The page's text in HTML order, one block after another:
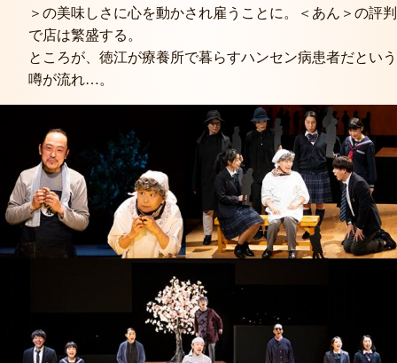
＞の美味しさに心を動かされ雇うことに。＜あん＞の評判
で店は繁盛する。
ところが、徳江が療養所で暮らすハンセン病患者だという
噂が流れ…。